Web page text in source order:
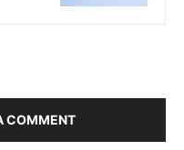
COMMENT